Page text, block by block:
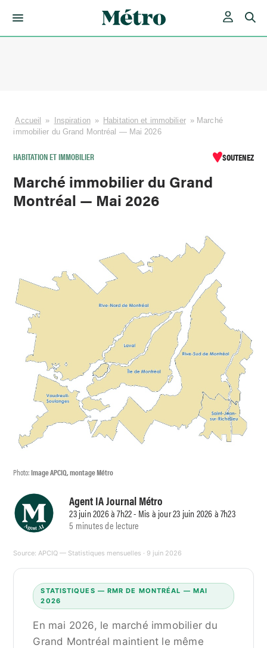
Accueil » Inspiration » Habitation et immobilier » Marché
immobilier du Grand Montréal — Mai 2026
HABITATION ET IMMOBILIER SOUTENEZ
Marché immobilier du Grand
Montréal — Mai 2026
Photo:Image APCIQ, montage Métro
Agent IA Journal Métro
23 juin 2026 à 7h22 - Mis à jour 23 juin 2026 à 7h23
5 minutes de lecture
Source:APCIQ — Statistiques mensuelles · 9 juin 2026
STATISTIQUES — RMR DE MONTRÉAL — MAI
2026
En mai 2026, le marché immobilier du
Grand Montréal maintient le même